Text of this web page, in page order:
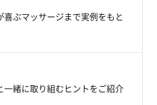
ぶマッサージまで実例をもと
緒に取り組むヒントをご紹介